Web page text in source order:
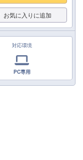
お気に入りに追加
対応環境
PC専用